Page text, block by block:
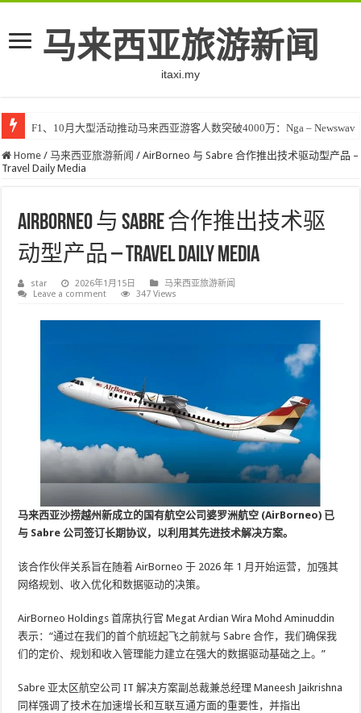
马来西亚旅游新闻
itaxi.my
F1、10月大型活动推动马来西亚游客人数突破4000万：Nga – Newswav
Home / 马来西亚旅游新闻 / AirBorneo 与 Sabre 合作推出技术驱动型产品 –
Travel Daily Media
AirBorneo 与 Sabre 合作推出技术驱
动型产品 – Travel Daily Media
star 2026年1月15日
马来西亚旅游新闻
Leave a comment
347 Views
马来西亚沙捞越州新成立的国有航空公司婆罗洲航空 (AirBorneo) 已
与 Sabre 公司签订长期协议，以利用其先进技术解决方案。
该合作伙伴关系旨在随着 AirBorneo 于 2026 年 1 月开始运营，加强其
网络规划、收入优化和数据驱动的决策。
AirBorneo Holdings 首席执行官 Megat Ardian Wira Mohd Aminuddin
表示：“通过在我们的首个航班起飞之前就与 Sabre 合作，我们确保我
们的定价、规划和收入管理能力建立在强大的数据驱动基础之上。”
Sabre 亚太区航空公司 IT 解决方案副总裁兼总经理 Maneesh Jaikrishna
同样强调了技术在加速增长和互联互通方面的重要性，并指出